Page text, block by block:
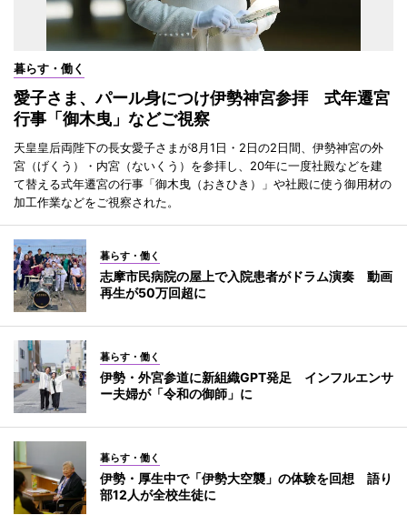
暮らす・働く
愛子さま、パール身につけ伊勢神宮参拝 式年遷宮
行事「御木曳」などご視察
天皇皇后両陛下の長女愛子さまが8月1日・2日の2日間、伊勢神宮の外
宮（げくう）・内宮（ないくう）を参拝し、20年に一度社殿などを建
て替える式年遷宮の行事「御木曳（おきひき）」や社殿に使う御用材の
加工作業などをご視察された。
暮らす・働く
志摩市民病院の屋上で入院患者がドラム演奏 動画
再生が50万回超に
暮らす・働く
伊勢・外宮参道に新組織GPT発足 インフルエンサ
ー夫婦が「令和の御師」に
暮らす・働く
伊勢・厚生中で「伊勢大空襲」の体験を回想 語り
部12人が全校生徒に